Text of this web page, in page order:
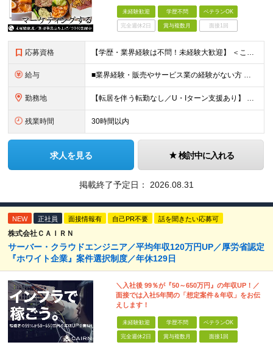
未経験歓迎 学歴不問 ベテランOK
完全週休2日 賞与複数月 面接1回
応募資格 【学歴・業界経験は不問！未経験大歓迎】 ＜こんな方、大歓迎！＞ ・新しいことにイチから挑戦し、ワクワクする熱量を味わいたい方 ・毎日同じことの繰り返しから抜け出したい方 ・新しいブランドづくりに興味
給与 ■業界経験・販売やサービス業の経験がない方 月給29.5万円～ ※固定残業手当（51,937円～/月30時間分）、固定深夜割増手当（3,463円～月10時間分） ■外食業界で店長・副店長等の経験をお
勤務地 【転居を伴う転勤なし／U・Iターン支援あり】 本社（恵比寿）または当社が運営する東京都内の直営店舗での勤務 ※配属先は経験・希望・プロジェクト内容を踏まえて決定します。 ★社宅・引越支援制度あり（
残業時間 30時間以内
求人を見る 検討中に入れる
掲載終了予定日： 2026.08.31
NEW 正社員 面接情報有 自己PR不要 話を聞きたい応募可
株式会社ＣＡＩＲＮ
サーバー・クラウドエンジニア／平均年収120万円UP／厚労省認定
『ホワイト企業』案件選択制度／年休129日
＼入社後 99％が『50～650万円』の年収UP！／
面接では入社5年間の「想定案件＆年収」をお伝
えします！
未経験歓迎 学歴不問 ベテランOK
完全週休2日 賞与複数月 面接1回